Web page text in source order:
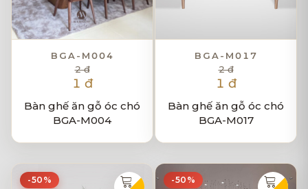
BGA-M004
2 đ
1 đ
Bàn ghế ăn gỗ óc chó
BGA-M004
BGA-M017
2 đ
1 đ
Bàn ghế ăn gỗ óc chó
BGA-M017
-50% -50%